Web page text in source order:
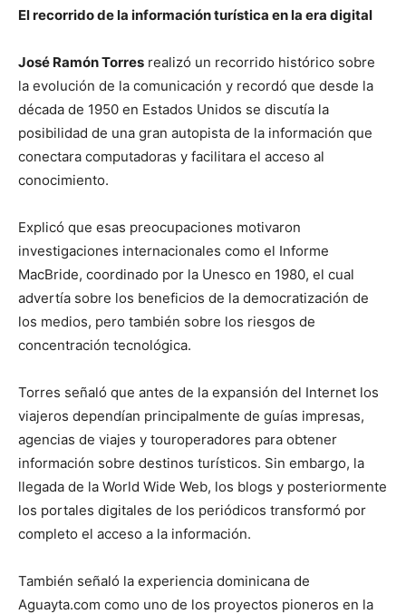
El recorrido de la información turística en la era digital
José Ramón Torres realizó un recorrido histórico sobre
la evolución de la comunicación y recordó que desde la
década de 1950 en Estados Unidos se discutía la
posibilidad de una gran autopista de la información que
conectara computadoras y facilitara el acceso al
conocimiento.
Explicó que esas preocupaciones motivaron
investigaciones internacionales como el Informe
MacBride, coordinado por la Unesco en 1980, el cual
advertía sobre los beneficios de la democratización de
los medios, pero también sobre los riesgos de
concentración tecnológica.
Torres señaló que antes de la expansión del Internet los
viajeros dependían principalmente de guías impresas,
agencias de viajes y touroperadores para obtener
información sobre destinos turísticos. Sin embargo, la
llegada de la World Wide Web, los blogs y posteriormente
los portales digitales de los periódicos transformó por
completo el acceso a la información.
También señaló la experiencia dominicana de
Aguayta.com como uno de los proyectos pioneros en la